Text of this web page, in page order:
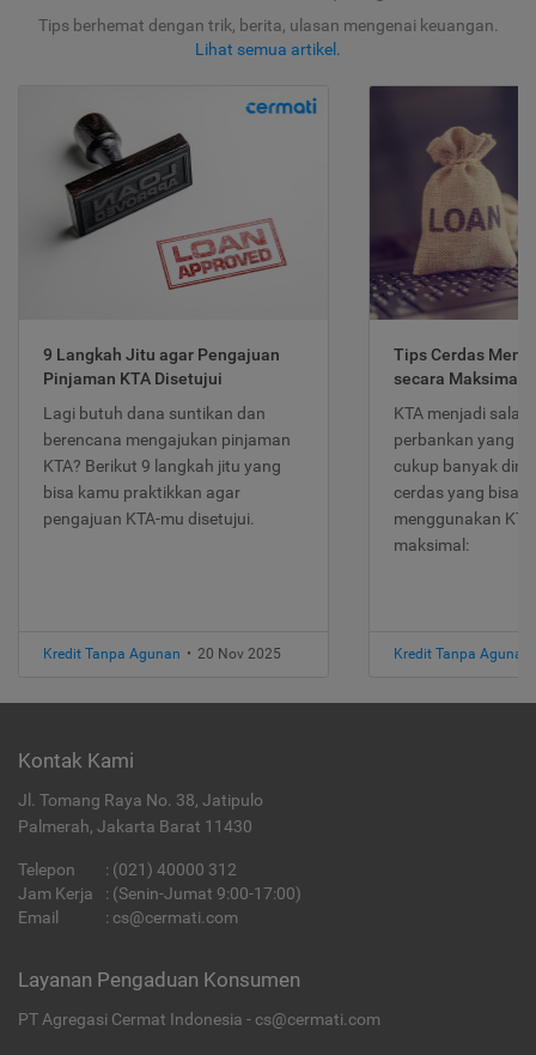
Tips berhemat dengan trik, berita, ulasan mengenai keuangan.
Lihat semua artikel .
9 Langkah Jitu agar Pengajuan
Pinjaman KTA Disetujui
Lagi butuh dana suntikan dan
berencana mengajukan pinjaman
KTA? Berikut 9 langkah jitu yang
bisa kamu praktikkan agar
pengajuan KTA-mu disetujui.
Kredit Tanpa Agunan • 20 Nov 2025
Tips Cerdas
secara Maksimal
KTA menjadi
perbankan yang
cukup banyak
cerdas yang bisa
menggunakan
maksimal:
Kredit Tanpa Agunan
Kontak Kami
Jl. Tomang Raya No. 38, Jatipulo
Palmerah, Jakarta Barat 11430
Telepon : (021) 40000 312
Jam Kerja
: (Senin-Jumat 9:00-17:00)
Email
: cs@cermati.com
Layanan Pengaduan Konsumen
PT Agregasi Cermat Indonesia - cs@cermati.com